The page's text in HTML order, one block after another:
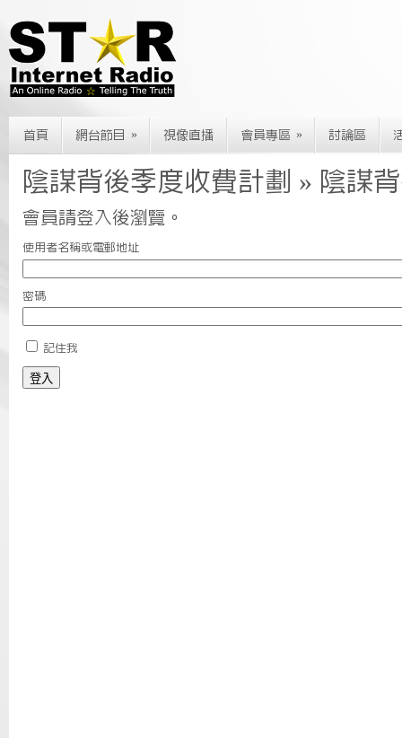
首頁 網台節目 » 視像直播 會員專區 » 討論區
陰謀背後季度收費計劃 » 陰謀
會員請登入後瀏覽。
使用者名稱或電郵地址
密碼
記住我
登入